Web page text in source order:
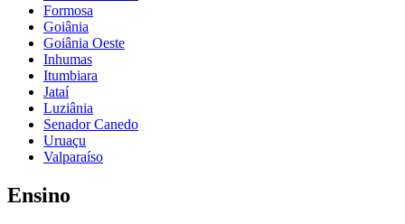
Formosa
Goiânia
Goiânia Oeste
Inhumas
Itumbiara
Jataí
Luziânia
Senador Canedo
Uruaçu
Valparaíso
Ensino